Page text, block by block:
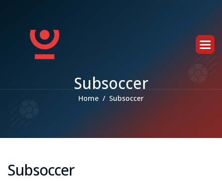
Subsoccer
Home Subsoccer
Subsoccer